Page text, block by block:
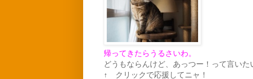
帰ってきたらうるさいわ。
どうもならんけど、あっつー！って言いた
↑ クリックで応援してニャ！